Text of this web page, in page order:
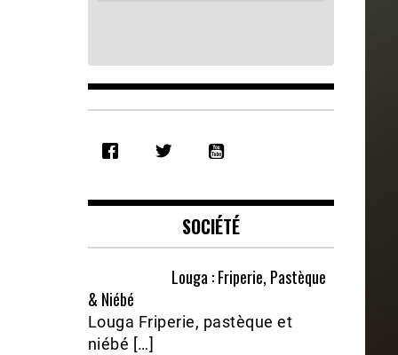
RSS FEED
EMBED
SOCIÉTÉ
Louga : Friperie, Pastèque
& Niébé
Louga Friperie, pastèque et
niébé […]